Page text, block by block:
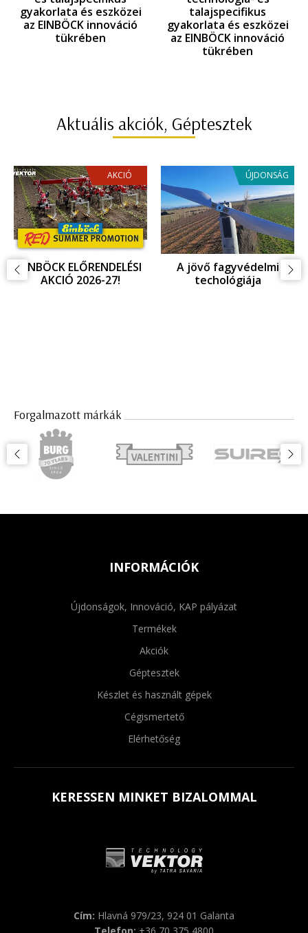
gyakorlata és eszközei
az EINBÖCK innováció
tükrében
talajspecifikus
gyakorlata és eszközei
az EINBÖCK innováció
tükrében
Aktuális akciók, Géptesztek
AKCIÓ
EINBÖCK INNOVÁCIOÓ,
ujdonságok az
ÚJDONSÁG
Fagykár megelőzés,
fagyvédelem
Forgalmazott márkák
INFORMÁCIÓK
Újdonságok, Innováció, KAP pályázat
Termékek
Akciók
Géptesztek
Készlet és használt gépek
Cégismertető
Elérhetőség
KERESSEN MINKET BIZALOMMAL
Cím: Hlavná 979/23, 924 01 Galanta